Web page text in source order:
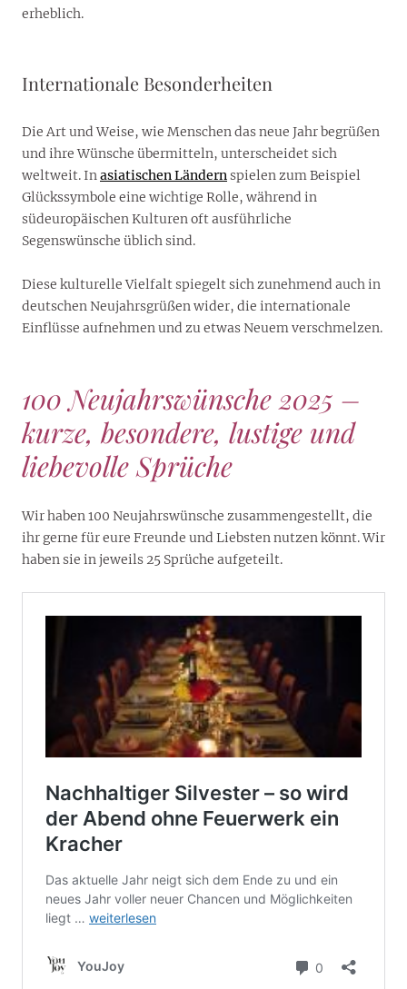
erheblich.
Internationale Besonderheiten
Die Art und Weise, wie Menschen das neue Jahr begrüßen
und ihre Wünsche übermitteln, unterscheidet sich
weltweit. Inasiatischen Ländernspielen zum Beispiel
Glückssymbole eine wichtige Rolle, während in
südeuropäischen Kulturen oft ausführliche
Segenswünsche üblich sind.
Diese kulturelle Vielfalt spiegelt sich zunehmend auch in
deutschen Neujahrsgrüßen wider, die internationale
Einflüsse aufnehmen und zu etwas Neuem verschmelzen.
100 Neujahrswünsche 2025 –
kurze, besondere, lustige und
liebevolle Sprüche
Wir haben 100 Neujahrswünsche zusammengestellt, die
ihr gerne für eure Freunde und Liebsten nutzen könnt. Wir
haben sie in jeweils 25 Sprüche aufgeteilt.